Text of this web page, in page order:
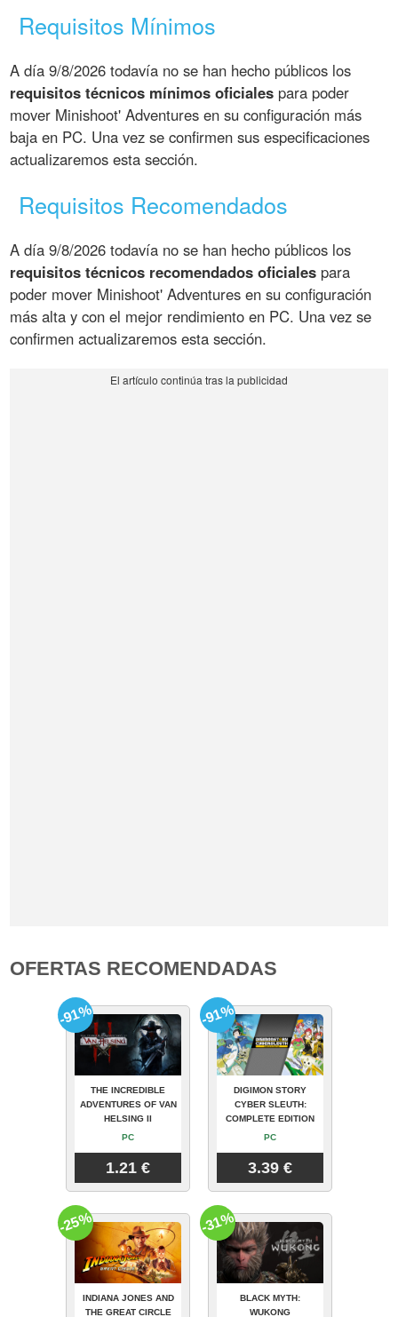
Requisitos Mínimos
A día 9/8/2026 todavía no se han hecho públicos los
requisitos técnicos mínimos oficiales para poder
mover Minishoot' Adventures en su configuración más
baja en PC. Una vez se confirmen sus especificaciones
actualizaremos esta sección.
Requisitos Recomendados
A día 9/8/2026 todavía no se han hecho públicos los
requisitos técnicos recomendados oficiales para
poder mover Minishoot' Adventures en su configuración
más alta y con el mejor rendimiento en PC. Una vez se
confirmen actualizaremos esta sección.
OFERTAS RECOMENDADAS
THE INCREDIBLE
ADVENTURES OF VAN
HELSING II
PC
1.21 €
-91%
DIGIMON STORY
CYBER SLEUTH:
COMPLETE EDITION
PC
3.39 €
-91%
INDIANA JONES AND
THE GREAT CIRCLE
-25%
BLACK MYTH:
WUKONG
-31%